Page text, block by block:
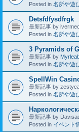
Posted in 名所や遊
Detsfdfysdfrgk
最新記事 by
Posted in 名所や遊
3 Pyramids of
最新記事 by
Posted in 名所や遊
SpellWin
最新記事 by
Posted in 名所や遊
最新記事 by
Posted in イベント